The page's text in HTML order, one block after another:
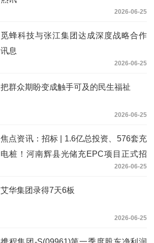
2026-06-25
觅蜂科技与张江集团达成深度战略合作
讯息
2026-06-25
把群众期盼变成触手可及的民生福祉
2026-06-25
焦点资讯：招标 | 1.6亿总投资、576套充
电桩！河南辉县光储充EPC项目正式招
2026-06-25
艾华集团录得7天6板
2026-06-25